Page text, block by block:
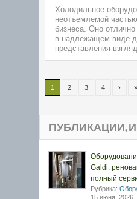
Холодильное
неотъемлемой
бизнеса. Оно
в надлежащем виде
представления
1 2 3 4 › »
ПУБЛИКАЦИИ,
Galdi:
полный
Рубрика:
15 июня, 2026